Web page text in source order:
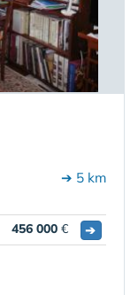
➔ 5 km
456 000 € ➔